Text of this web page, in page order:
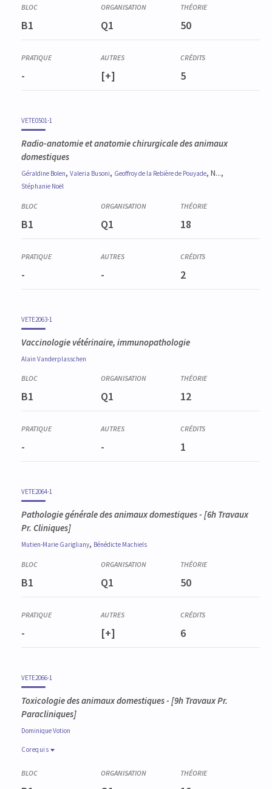
B1 Q1 50
- [+] 5
VETE0501-1
Radio-anatomie et anatomie chirurgicale des animaux
domestiques
Géraldine Bolen, Valeria Busoni, Geoffroyde la Rebière de Pouyade, N...,
Stéphanie Noël
B1 Q1 18
- - 2
VETE2063-1
Vaccinologie vétérinaire, immunopathologie
Alain Vanderplasschen
B1 Q1 12
- - 1
VETE2064-1
Pathologie générale des animaux domestiques- [6h Travaux
Pr. Cliniques]
Mutien-Marie Garigliany, Bénédicte Machiels
B1 Q1 50
- [+] 6
VETE2066-1
Toxicologie des animaux domestiques- [9h Travaux Pr.
Paracliniques]
DominiqueVotion
Corequis
Corequis